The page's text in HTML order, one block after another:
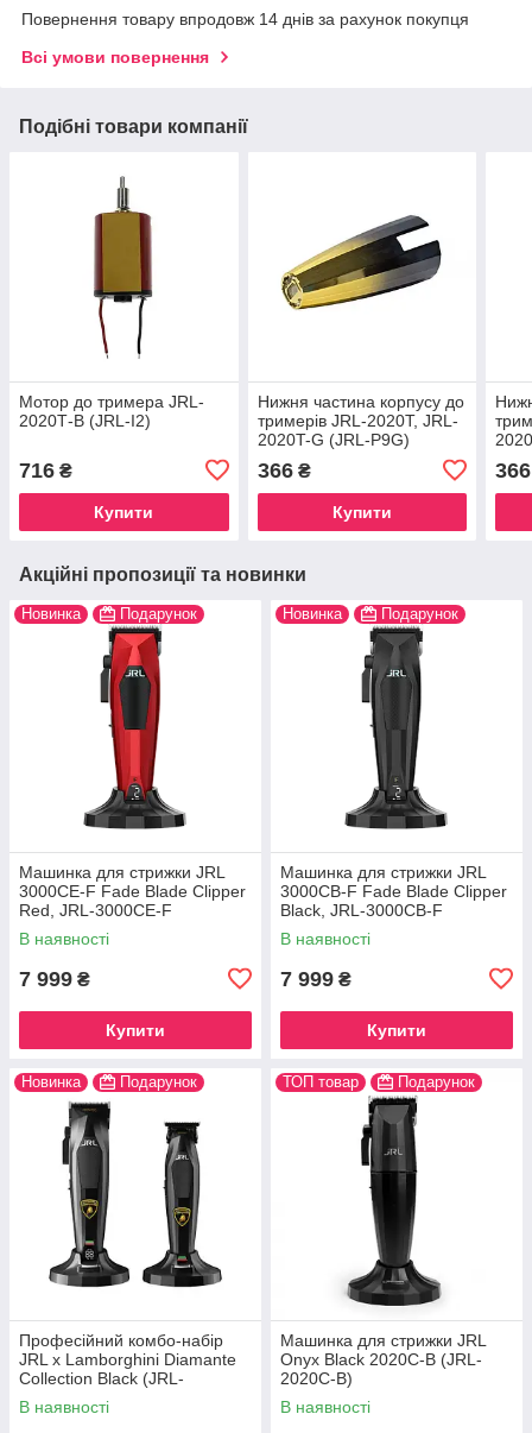
Повернення товару впродовж 14 днів за рахунок покупця
Всі умови повернення
Подібні товари компанії
Мотор до тримера JRL-
2020Т-B (JRL-I2)
716 ₴
Купити
Нижня частина корпусу до
тримерів JRL-2020T, JRL-
2020T-G (JRL-P9G)
366₴
Купити
366
Акційні пропозиції та новинки
Новинка Подарунок
Машинка для стрижки JRL
3000CE-F Fade Blade Clipper
Red, JRL-3000CE-F
В наявності
7 999 ₴
Купити
Новинка Подарунок
Машинка для стрижки JRL
3000CB-F Fade Blade Clipper
Black, JRL-3000CB-F
В наявності
7 999 ₴
Купити
Новинка Подарунок
Професійний комбо-набір
JRL x Lamborghini Diamante
Collection Black (JRL-
DI2025B)
В наявності
ТОП товар Подарунок
Машинка для стрижки JRL
Onyx Black 2020C-B (JRL-
2020C-B)
В наявності